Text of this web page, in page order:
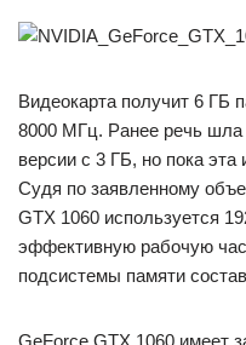
Видеокарта получит 6 ГБ
8000 МГц. Ранее речь шла
версии с 3 ГБ, но пока
Судя по заявленному
GTX 1060 используется
эффективную рабочую
подсистемы памяти
GeForce GTX 1060 имеет